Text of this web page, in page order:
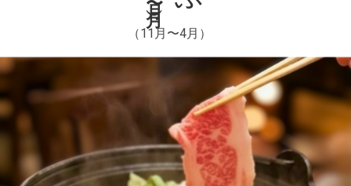
（11月〜4月）